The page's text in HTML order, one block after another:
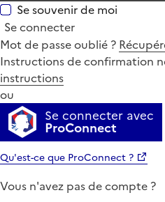
Se souvenir de moi
Se connecter
Mot de passe oublié ?
Instructions de confirmation
instructions
ou
Se connecter avec
ProConnect
Qu'est-ce que ProConnect ?
Vous n'avez pas de compte ?